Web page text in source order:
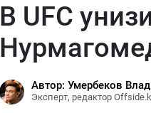
В UFC
Автор: Умербеков
Эксперт, редактор